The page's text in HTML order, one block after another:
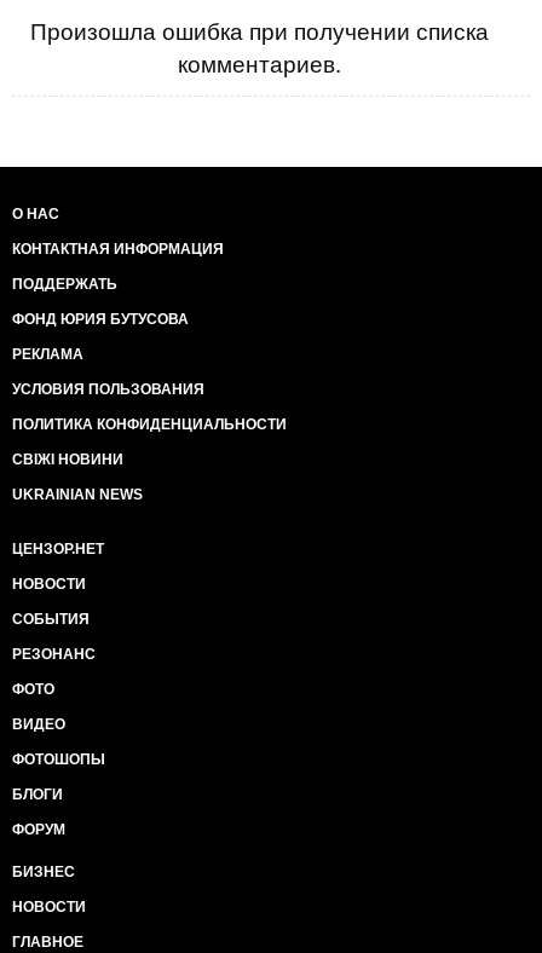
Произошла ошибка при получении списка
комментариев.
О НАС
КОНТАКТНАЯ ИНФОРМАЦИЯ
ПОДДЕРЖАТЬ
ФОНД ЮРИЯ БУТУСОВА
РЕКЛАМА
УСЛОВИЯ ПОЛЬЗОВАНИЯ
ПОЛИТИКА КОНФИДЕНЦИАЛЬНОСТИ
СВІЖІ НОВИНИ
UKRAINIAN NEWS
ЦЕНЗОР.НЕТ
НОВОСТИ
СОБЫТИЯ
РЕЗОНАНС
ФОТО
ВИДЕО
ФОТОШОПЫ
БЛОГИ
ФОРУМ
БИЗНЕС
НОВОСТИ
ГЛАВНОЕ